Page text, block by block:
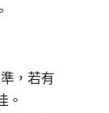
，若有
。